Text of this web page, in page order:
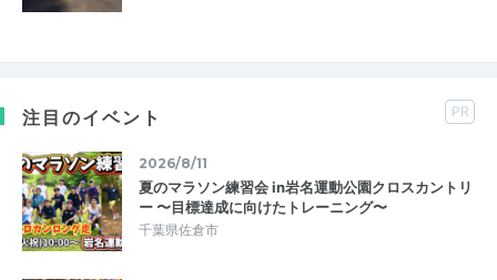
注目のイベント PR
2026/8/11
夏のマラソン練習会 in岩名運動公園クロスカントリ
ー 〜目標達成に向けたトレーニング〜
千葉県佐倉市